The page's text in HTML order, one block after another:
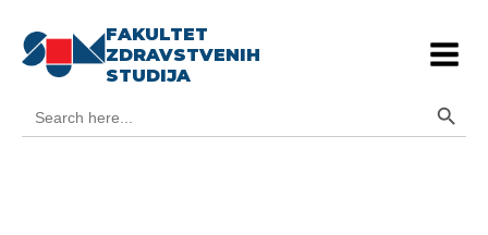
FAKULTET
ZDRAVSTVENIH
STUDIJA
for: